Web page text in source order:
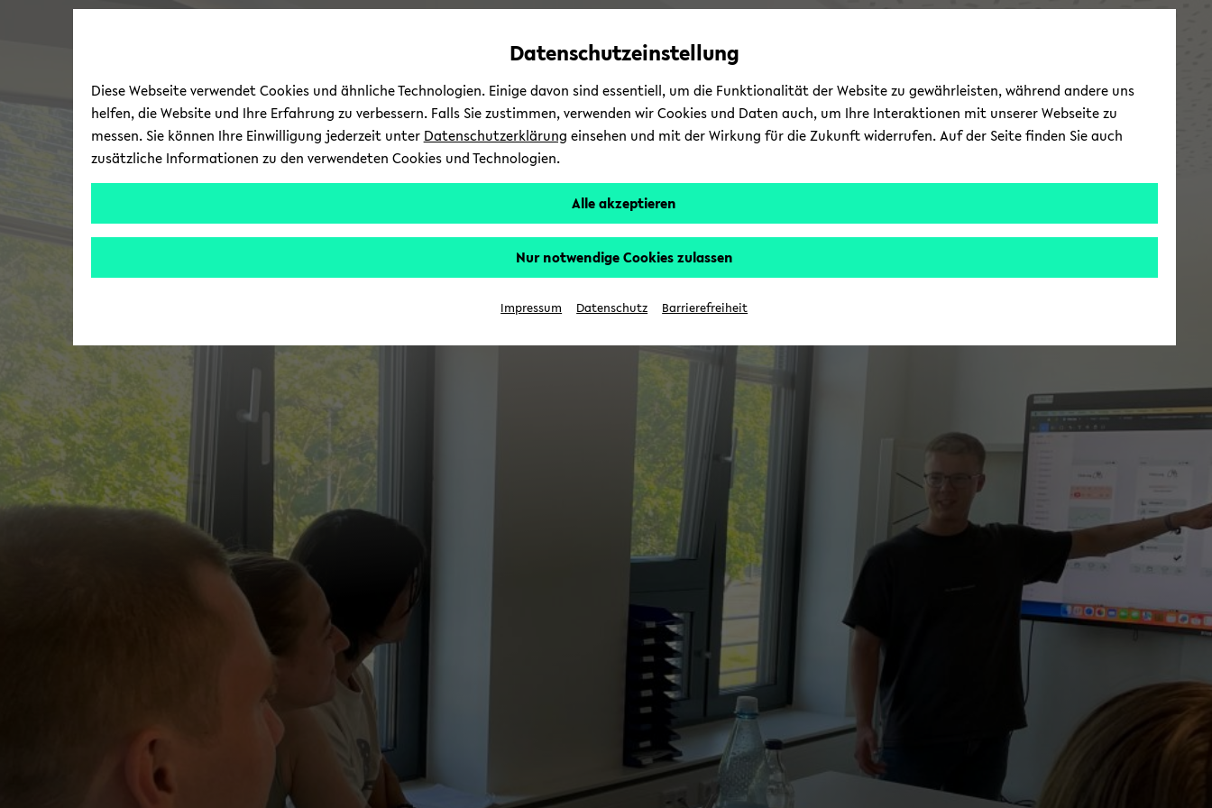
Automatische
vermeiden
zum
wechseln
zum
wechseln
zum
wechseln
Datenschutzeinstellung
Diese Webseite verwendet Cookies und ähnliche Technologien. Einige davon sind essentiell, um die Funktionalität der Website zu gewährleisten, während andere uns
helfen, die Website und Ihre Erfahrung zu verbessern. Falls Sie zustimmen, verwenden wir Cookies und Daten auch, um Ihre Interaktionen mit unserer Webseite zu
messen. Sie können Ihre Einwilligung jederzeit unter Datenschutzerklärung einsehen und mit der Wirkung für die Zukunft widerrufen. Auf der Seite finden Sie auch
zusätzliche Informationen zu den verwendeten Cookies und Technologien.
Alle akzeptieren
Nur notwendige Cookies zulassen
Impressum Datenschutz Barrierefreiheit